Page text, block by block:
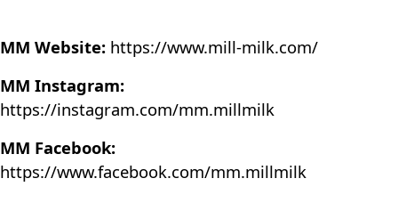
MM Website: https://www.mill-milk.com/
MM Instagram:
https://instagram.com/mm.millmilk
MM Facebook:
https://www.facebook.com/mm.millmilk